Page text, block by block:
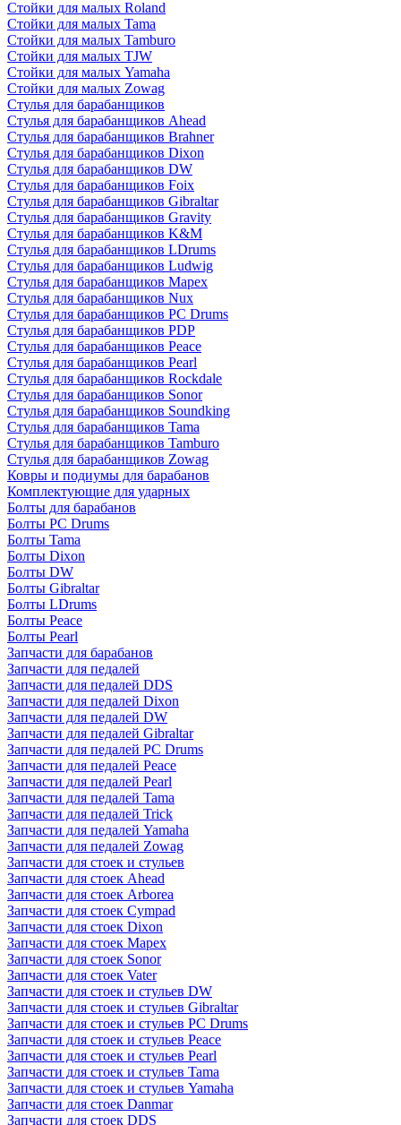
Стойки для малых Roland
Стойки для малых Tama
Стойки для малых Tamburo
Стойки для малых TJW
Стойки для малых Yamaha
Стойки для малых Zowag
Стулья для барабанщиков
Стулья для барабанщиков Ahead
Стулья для барабанщиков Brahner
Стулья для барабанщиков Dixon
Стулья для барабанщиков DW
Стулья для барабанщиков Foix
Стулья для барабанщиков Gibraltar
Стулья для барабанщиков Gravity
Стулья для барабанщиков K&M
Стулья для барабанщиков LDrums
Стулья для барабанщиков Ludwig
Стулья для барабанщиков Mapex
Стулья для барабанщиков Nux
Стулья для барабанщиков PC Drums
Стулья для барабанщиков PDP
Стулья для барабанщиков Peace
Стулья для барабанщиков Pearl
Стулья для барабанщиков Rockdale
Стулья для барабанщиков Sonor
Стулья для барабанщиков Soundking
Стулья для барабанщиков Tama
Стулья для барабанщиков Tamburo
Стулья для барабанщиков Zowag
Ковры и подиумы для барабанов
Комплектующие для ударных
Болты для барабанов
Болты PC Drums
Болты Tama
Болты Dixon
Болты DW
Болты Gibraltar
Болты LDrums
Болты Peace
Болты Pearl
Запчасти для барабанов
Запчасти для педалей
Запчасти для педалей DDS
Запчасти для педалей Dixon
Запчасти для педалей DW
Запчасти для педалей Gibraltar
Запчасти для педалей PC Drums
Запчасти для педалей Peace
Запчасти для педалей Pearl
Запчасти для педалей Tama
Запчасти для педалей Trick
Запчасти для педалей Yamaha
Запчасти для педалей Zowag
Запчасти для стоек и стульев
Запчасти для стоек Ahead
Запчасти для стоек Arborea
Запчасти для стоек Cympad
Запчасти для стоек Dixon
Запчасти для стоек Mapex
Запчасти для стоек Sonor
Запчасти для стоек Vater
Запчасти для стоек и стульев DW
Запчасти для стоек и стульев Gibraltar
Запчасти для стоек и стульев PC Drums
Запчасти для стоек и стульев Peace
Запчасти для стоек и стульев Pearl
Запчасти для стоек и стульев Tama
Запчасти для стоек и стульев Yamaha
Запчасти для стоек Danmar
Запчасти для стоек DDS